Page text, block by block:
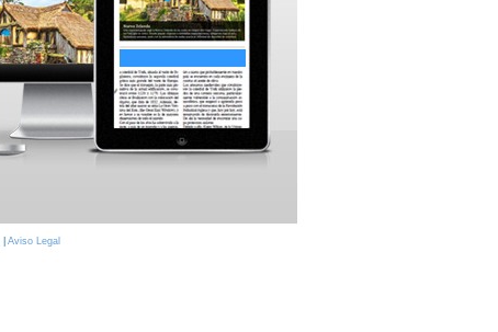
Aviso Legal